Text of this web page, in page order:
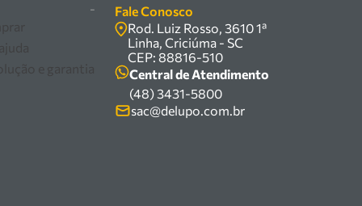
-
Fale Conosco
Rod. Luiz Rosso, 3610 1ª
Linha, Criciúma - SC
CEP: 88816-510
Central de Atendimento
(48) 3431-5800
sac@delupo.com.br